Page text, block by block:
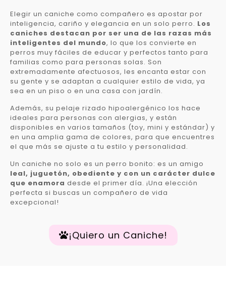
Elegir un caniche como compañero es apostar por
inteligencia, cariño y elegancia en un solo perro. Los
caniches destacan por ser una de las razas más
inteligentes del mundo, lo que los convierte en
perros muy fáciles de educar y perfectos tanto para
familias como para personas solas. Son
extremadamente afectuosos, les encanta estar con
su gente y se adaptan a cualquier estilo de vida, ya
sea en un piso o en una casa con jardín.
Además, su pelaje rizado hipoalergénico los hace
ideales para personas con alergias, y están
disponibles en varios tamaños (toy, mini y estándar) y
en una amplia gama de colores, para que encuentres
el que más se ajuste a tu estilo y personalidad.
Un caniche no solo es un perro bonito: es un amigo
leal, juguetón, obediente y con un carácter dulce
que enamora desde el primer día. ¡Una elección
perfecta si buscas un compañero de vida
excepcional!
¡Quiero un Caniche!